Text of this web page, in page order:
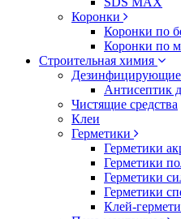
Коронки
Коронки по
Коронки по
Строительная химия
Дезинфицирующие
Антисептик
Чистящие средства
Клеи
Герметики
Герметики
Герметики
Герметики
Герметики
Клей-